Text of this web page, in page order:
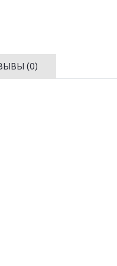
(0)